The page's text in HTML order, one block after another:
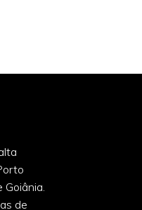
Goiânia.
de